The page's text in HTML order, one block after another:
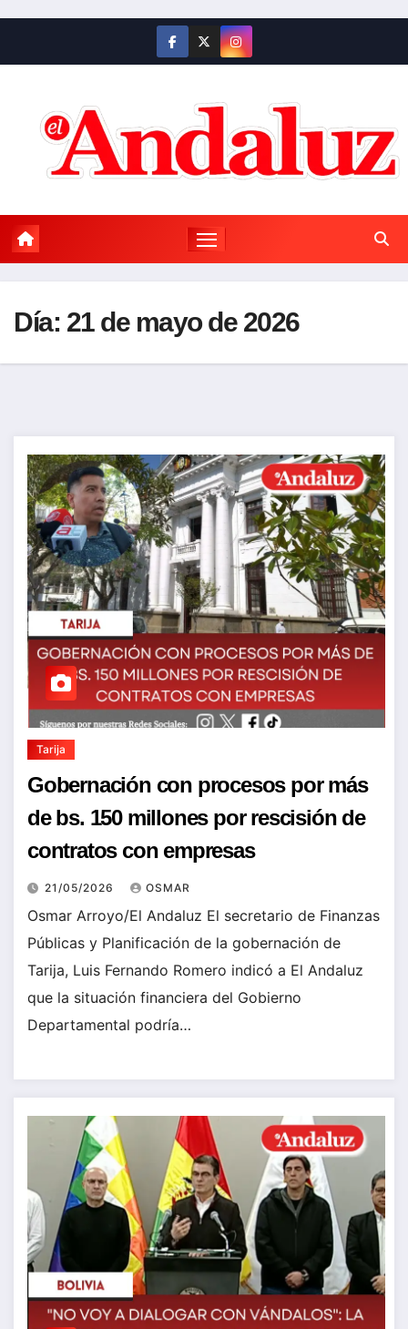
contenido
Día: 21 de mayo de 2026
Tarija
Gobernación con procesos por más
de bs. 150 millones por rescisión de
contratos con empresas
21/05/2026 OSMAR
Osmar Arroyo/El Andaluz El secretario de Finanzas
Públicas y Planificación de la gobernación de
Tarija, Luis Fernando Romero indicó a El Andaluz
que la situación financiera del Gobierno
Departamental podría…